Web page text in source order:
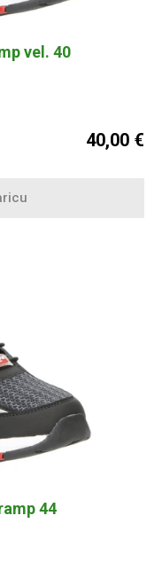
vel. 40
40,00 €
44